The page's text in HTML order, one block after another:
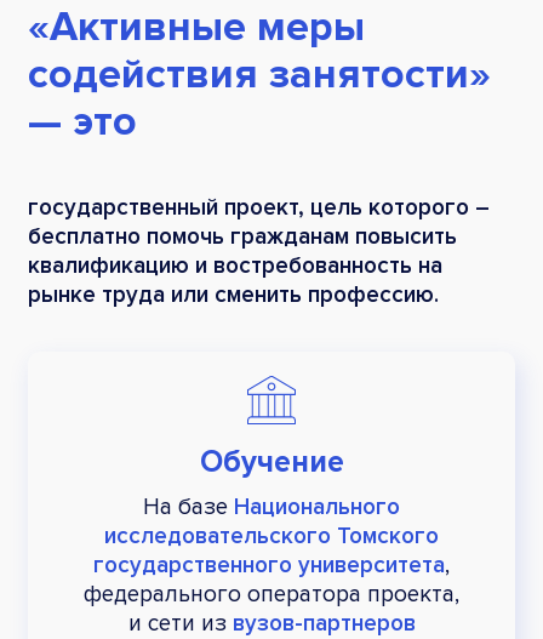
«Активные меры
содействия занятости»
— это
государственный проект, цель которого –
бесплатно помочь гражданам повысить
квалификацию и востребованность на
рынке труда или сменить профессию.
Обучение
На базе Национального
исследовательского Томского
государственного университета,
федерального оператора проекта,
и сети из вузов-партнеров